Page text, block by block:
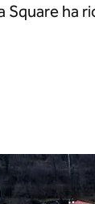
ha